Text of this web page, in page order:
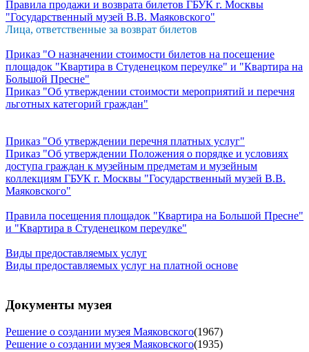
Правила продажи и возврата билетов ГБУК г. Москвы
"Государственный музей В.В. Маяковского"
Лица, ответственные за возврат билетов
Приказ "О назначении стоимости билетов на посещение
площадок "Квартира в Студенецком переулке" и "Квартира на
Большой Пресне"
Приказ "Об утверждении стоимости мероприятий и перечня
льготных категорий граждан"
Приказ "Об утверждении перечня платных услуг"
Приказ "Об утверждении Положения о порядке и условиях
доступа граждан к музейным предметам и музейным
коллекциям ГБУК г. Москвы "Государственный музей В.В.
Маяковского"
Правила посещения площадок "Квартира на Большой Пресне"
и "Квартира в Студенецком переулке"
Виды предоставляемых услуг
Виды предоставляемых услуг на платной основе
Документы музея
Решение о создании музея Маяковского(1967)
Решение о создании музея Маяковского(1935)